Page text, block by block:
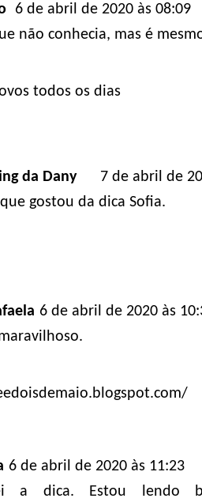
6 de abril de 2020 às 08:09
não conhecia, mas é
todos os dias
da Dany
7 de abril de
gostou da dica Sofia.
6 de abril de 2020 às
6 de abril de 2020 às 11:23
a dica. Estou lendo